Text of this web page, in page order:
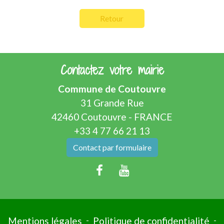
Retour
Contactez votre mairie
Commune de Coutouvre
31 Grande Rue
42460 Coutouvre - FRANCE
+33 4 77 66 21 13
Contact par formulaire
Mentions légales - Politique de confidentialité -